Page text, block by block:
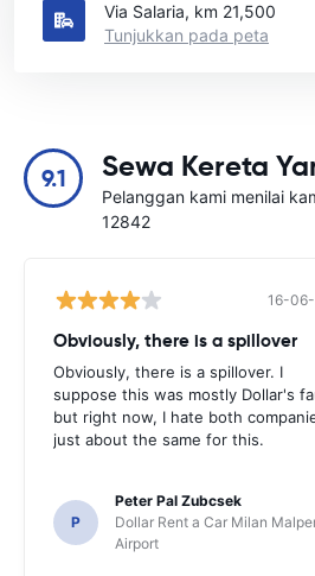
Via Salaria, km 21,500
Tunjukkan pada peta
9.1 Sewa Kereta
Pelanggan kami menilai
12842
16-
Obviously, there is a spillover
Obviously, there is a spillover. I
suppose this was mostly Dollar's
but right now, I hate both
just about the same for this.
P
Peter Pal Zubcsek
Dollar Rent a Car Milan
Airport